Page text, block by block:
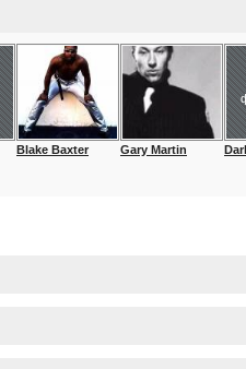
Blake Baxter Gary Martin